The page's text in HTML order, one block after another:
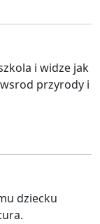
i widze jak
przyrody i
dziecku